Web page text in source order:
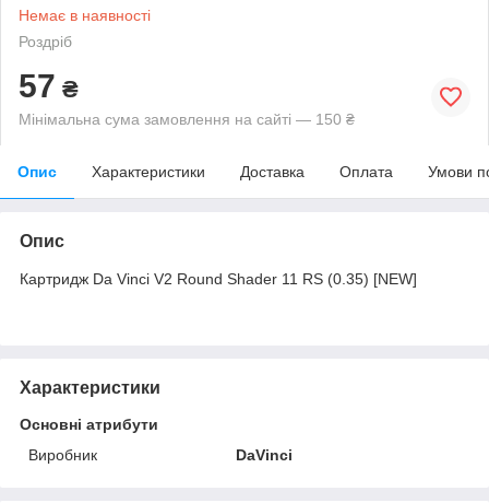
Немає в наявності
Роздріб
57 ₴
Мінімальна сума замовлення на сайті — 150 ₴
Опис Характеристики Доставка Оплата Умови
Опис
Картридж Da Vinci V2 Round Shader 11 RS (0.35) [NEW]
Характеристики
Основні атрибути
Виробник
DaVinci